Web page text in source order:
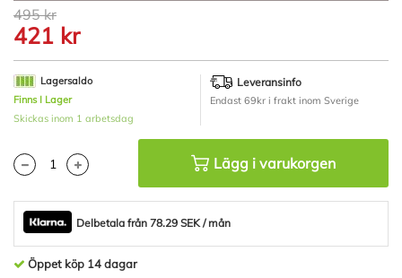
Hoppa
till
början
av
bildgalleriet
495 kr
421 kr
Lagersaldo
Finns I Lager
Skickas inom 1 arbetsdag
Leveransinfo
Endast 69kr i frakt inom Sverige
Lägg i varukorgen
Delbetala från 78.29 SEK / mån
Öppet köp 14 dagar